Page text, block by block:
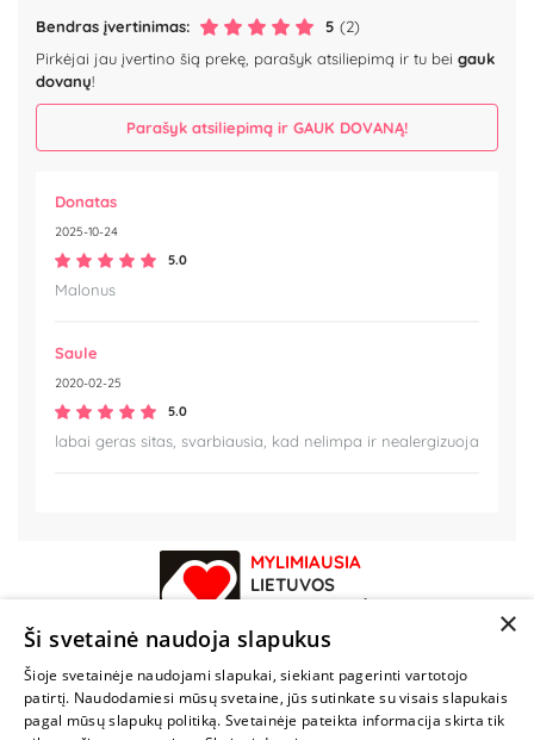
Bendras įvertinimas: 5 (2)
Pirkėjai jau įvertino šią prekę, parašyk atsiliepimą ir tu bei gauk
dovanų!
Parašyk atsiliepimą ir GAUK DOVANĄ!
Donatas
2025-10-24
5.0
Malonus
Saule
2020-02-25
5.0
labai geras sitas, svarbiausia, kad nelimpa ir nealergizuoja
MYLIMIAUSIA
LIETUVOS
PARDUOTUVĖ
NENUSTOK
ŽAISTI
×
Ši svetainė naudoja slapukus
Šioje svetainėje naudojami slapukai, siekiant pagerinti vartotojo
patirtį. Naudodamiesi mūsų svetaine, jūs sutinkate su visais slapukais
pagal mūsų slapukų politiką. Svetainėje pateikta informacija skirta tik